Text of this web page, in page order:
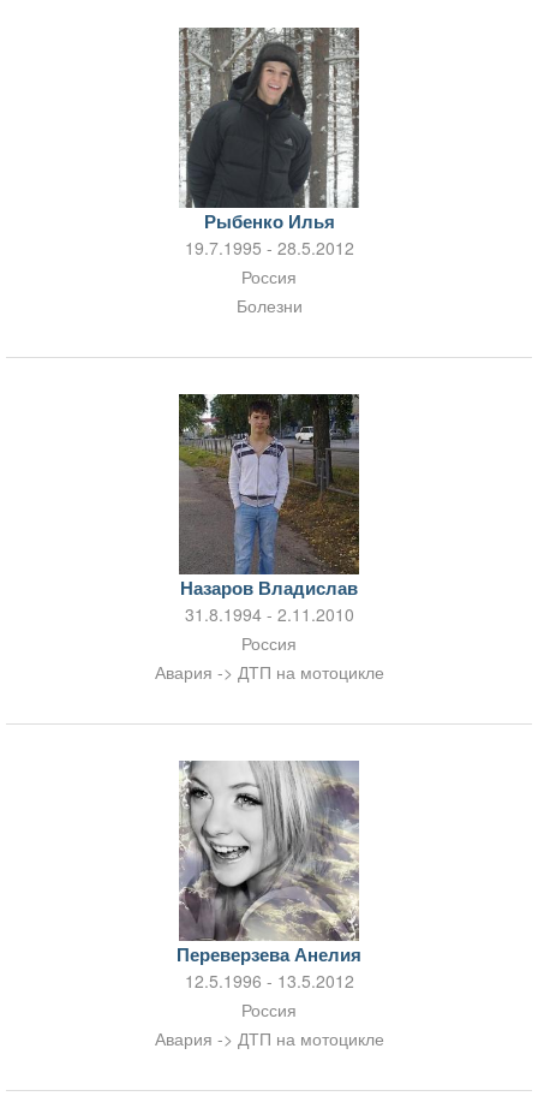
Рыбенко Илья
19.7.1995 - 28.5.2012
Россия
Болезни
Назаров Владислав
31.8.1994 - 2.11.2010
Россия
Авария -> ДТП на мотоцикле
Переверзева Анелия
12.5.1996 - 13.5.2012
Россия
Авария -> ДТП на мотоцикле